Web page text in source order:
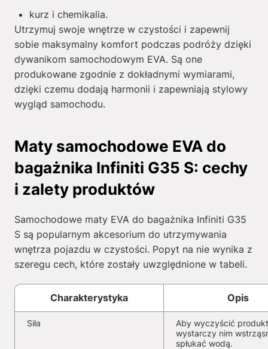
kurz i chemikalia.
Utrzymuj swoje wnętrze w czystości i zapewnij
sobie maksymalny komfort podczas podróży dzięki
dywanikom samochodowym EVA. Są one
produkowane zgodnie z dokładnymi wymiarami,
dzięki czemu dodają harmonii i zapewniają stylowy
wygląd samochodu.
Maty samochodowe EVA do
bagażnika Infiniti G35 S: cechy
i zalety produktów
Samochodowe maty EVA do bagażnika Infiniti G35
S są popularnym akcesorium do utrzymywania
wnętrza pojazdu w czystości. Popyt na nie wynika z
szeregu cech, które zostały uwzględnione w tabeli.
Charakterystyka Opis
Siła
Aby wyczyścić
wystarczy nim
spłukać wodą.